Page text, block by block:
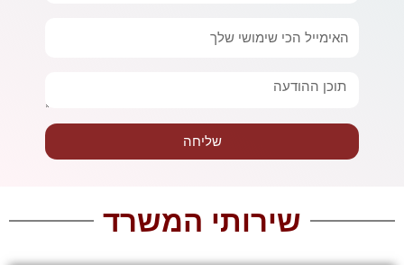
אימייל
הודעה
שליחה
שירותי המשרד